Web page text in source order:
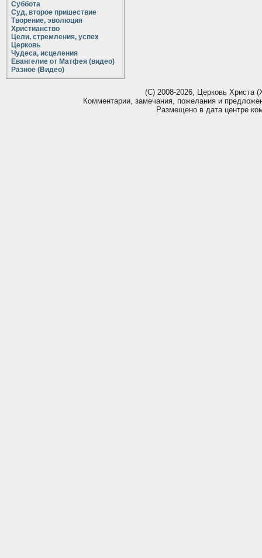
Суббота
Суд, второе пришествие
Творение, эволюция
Христианство
Цели, стремления, успех
Церковь
Чудеса, исцеления
Евангелие от Матфея (видео)
Разное (Видео)
(С) 2008-2026, Церковь Христа
Комментарии, замечания, пожелания и
Размещено в дата центре